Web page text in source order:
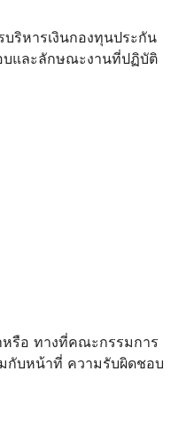
ริหารเงินกองทุนประกัน
บและลักษณะงานที่ปฏิบัติ
รือ ทางที่คณะกรรมการ
กับหน้าที่ ความรับผิดชอบ